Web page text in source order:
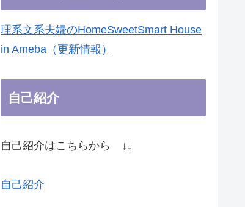
理系文系夫婦のHomeSweetSmart House
in Ameba（更新情報）
自己紹介
自己紹介はこちらから ↓↓
自己紹介